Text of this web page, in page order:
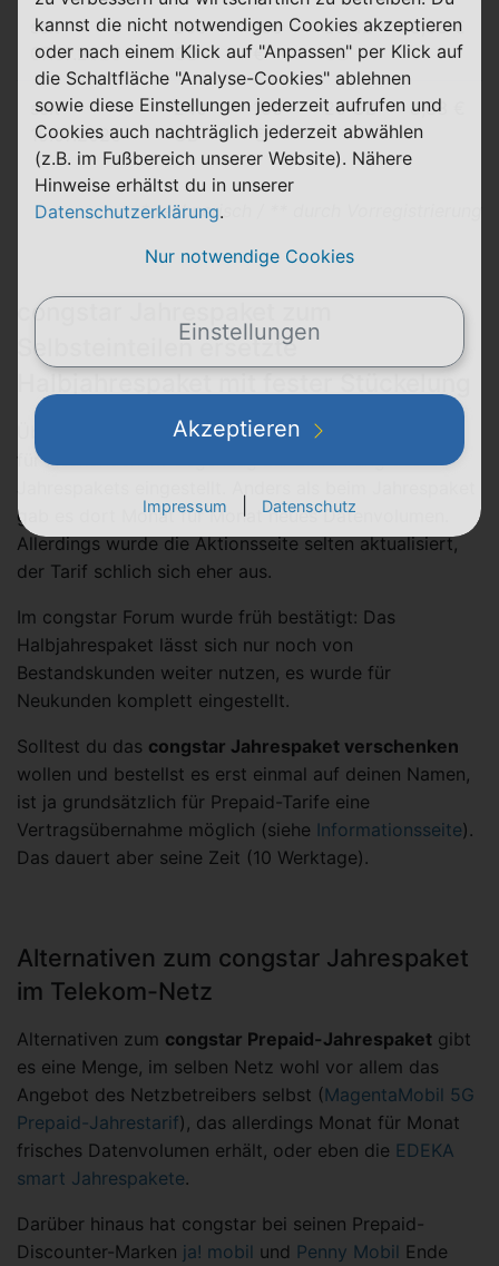
seit
07.07.2026
365
GB
100
€
30,42
GB
8,33 €
seit
15.07.2026
240
GB
100
€
20 GB 8,33 €
* rechnerisch / ** durch Vorregistrierung
congstar Jahrespaket zum
Selbsteinteilen ersetzte
congstar Halbjahrespaket
für Neukunden im Gegenzug zur Einführung des
gab es dort Monat für Monat neues Datenvolumen.
Allerdings wurde die Aktionsseite selten aktualisiert,
der Tarif schlich sich eher aus.
Im congstar Forum wurde früh bestätigt: Das
Halbjahrespaket lässt sich nur noch von
Bestandskunden weiter nutzen, es wurde für
Neukunden komplett eingestellt.
Solltest du das congstar Jahrespaket verschenken
wollen und bestellst es erst einmal auf deinen Namen,
ist ja grundsätzlich für Prepaid-Tarife eine
Vertragsübernahme möglich (siehe Informationsseite).
Das dauert aber seine Zeit (10 Werktage).
Alternativen zum congstar Jahrespaket
im Telekom-Netz
Alternativen zum congstar Prepaid-Jahrespaket gibt
es eine Menge, im selben Netz wohl vor allem das
Angebot des Netzbetreibers selbst (MagentaMobil 5G
Prepaid-Jahrestarif), das allerdings Monat für Monat
frisches Datenvolumen erhält, oder eben die EDEKA
smart Jahrespakete.
Darüber hinaus hat congstar bei seinen Prepaid-
Discounter-Marken ja! mobil und Penny Mobil Ende
kannst die nicht notwendigen Cookies akzeptieren
oder nach einem Klick auf "Anpassen" per Klick auf
die Schaltfläche "Analyse-Cookies" ablehnen
sowie diese Einstellungen jederzeit aufrufen und
Cookies auch nachträglich jederzeit abwählen
(z.B. im Fußbereich unserer Website). Nähere
Hinweise erhältst du in unserer
Datenschutzerklärung.
Nur notwendige Cookies
Einstellungen
Akzeptieren
Impressum Datenschutz